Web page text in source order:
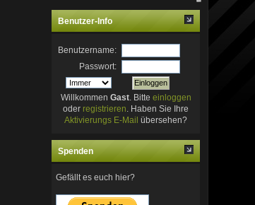
Benutzer-Info
Benutzername:
Passwort:
Willkommen Gast. Bitte einloggen
oder registrieren . Haben Sie Ihre
Aktivierungs E-Mail übersehen?
Spenden
Gefällt es euch hier?